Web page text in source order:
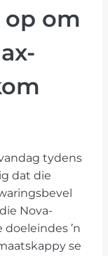
om
tydens
dat die
Nova-
’n
se